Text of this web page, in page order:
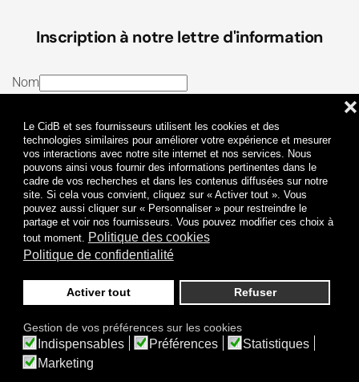
Le CidB et ses fournisseurs utilisent les cookies et des
technologies similaires pour améliorer votre expérience et mesurer
vos interactions avec notre site internet et nos services. Nous
pouvons ainsi vous fournir des informations pertinentes dans le
cadre de vos recherches et dans les contenus diffusées sur notre
site. Si cela vous convient, cliquez sur « Activer tout ». Vous
pouvez aussi cliquer sur « Personnaliser » pour restreindre le
partage et voir nos fournisseurs. Vous pouvez modifier ces choix à
tout moment. Politique des cookies
Politique de confidentialité
Activer tout Refuser
❌
Gestion de vos préférences sur les cookies
Indispensables Préférences
Statistiques
Marketing
Inscription à notre lettre d'information
Nom
J’ai lu et j’accepte lesTermes et conditionset la
Politique de confidentialité
Je m'abonne
© 2009-2026 CidB. Tous droits réservés.